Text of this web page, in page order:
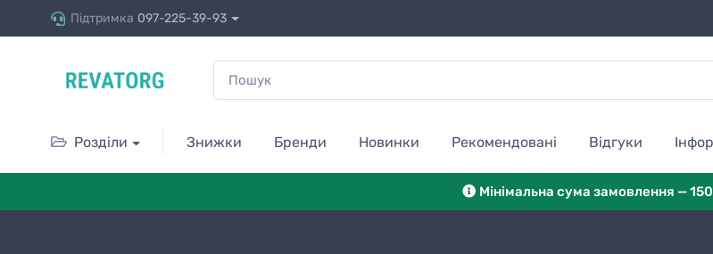
Підтримка 097-225-39-93
Розділи Знижки Бренди Новинки Рекомендовані Відгуки
Мінімальна сума замовлення —